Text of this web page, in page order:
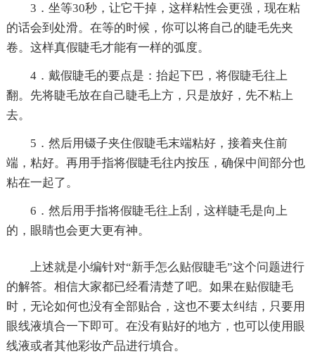
3．坐等30秒，让它干掉，这样粘性会更强，现在粘
的话会到处滑。在等的时候，你可以将自己的睫毛先夹
卷。这样真假睫毛才能有一样的弧度。
4．戴假睫毛的要点是：抬起下巴，将假睫毛往上
翻。先将睫毛放在自己睫毛上方，只是放好，先不粘上
去。
5．然后用镊子夹住假睫毛末端粘好，接着夹住前
端，粘好。再用手指将假睫毛往内按压，确保中间部分也
粘在一起了。
6．然后用手指将假睫毛往上刮，这样睫毛是向上
的，眼睛也会更大更有神。
上述就是小编针对“新手怎么贴假睫毛”这个问题进行
的解答。相信大家都已经看清楚了吧。如果在贴假睫毛
时，无论如何也没有全部贴合，这也不要太纠结，只要用
眼线液填合一下即可。在没有贴好的地方，也可以使用眼
线液或者其他彩妆产品进行填合。